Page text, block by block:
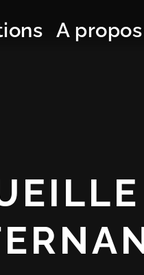
A propos